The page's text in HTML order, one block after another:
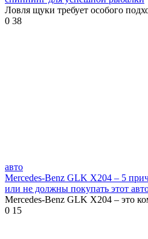
Ловля щуки требует особого
0 38
авто
Mercedes-Benz GLK X204 – 5
или не должны покупать этот
Mercedes-Benz GLK X204 – это
0 15